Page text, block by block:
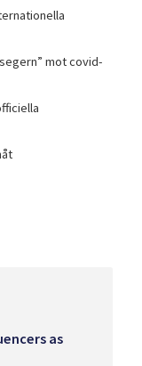
mot covid-
as